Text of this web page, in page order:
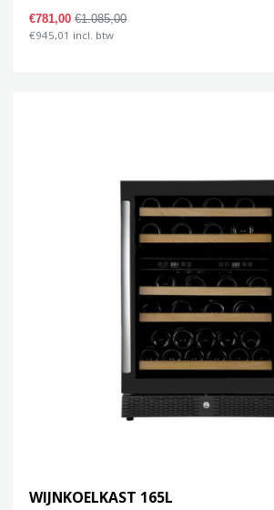
€781,00€1.085,00
€945,01 incl. btw
WIJNKOELKAST 165L